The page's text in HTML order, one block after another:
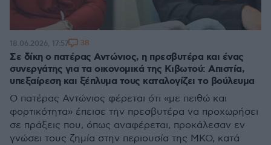
Σε δίκη ο πατέρας Αντώνιος, η πρεσβυτέρα και ένας
συνεργάτης για τα οικονομικά της Κιβωτού: Απιστία,
υπεξαίρεση και ξέπλυμα τους καταλογίζει το βούλευμα
Ο πατέρας Αντώνιος φέρεται ότι «με πειθώ και
φορτικότητα» έπεισε την πρεσβυτέρα να προχωρήσει
σε πράξεις που, όπως αναφέρεται, προκάλεσαν εν
γνώσει τους ζημία στην περιουσία της ΜΚΟ, κατά
18.06.2026, 17:57 38